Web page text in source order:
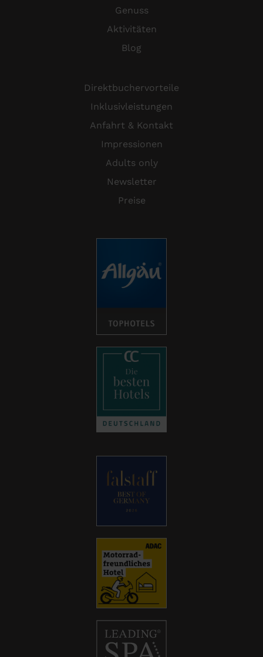
Genuss
Aktivitäten
Blog
Direktbuchervorteile
Inklusivleistungen
Anfahrt & Kontakt
Impressionen
Adults only
Newsletter
Preise